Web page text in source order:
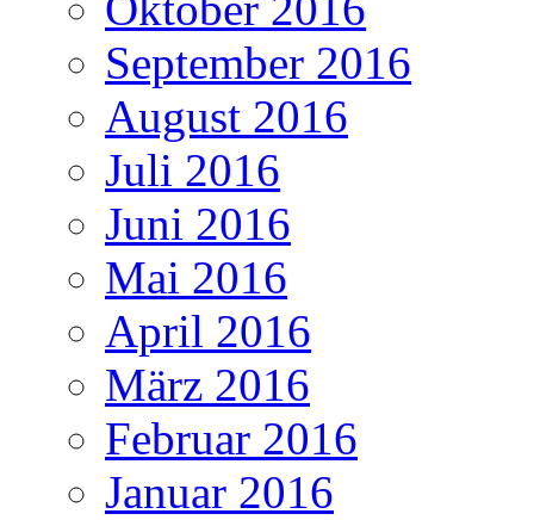
September 2016
August 2016
Juli 2016
Juni 2016
Mai 2016
April 2016
März 2016
Februar 2016
Januar 2016